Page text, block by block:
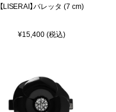
【LISERAI】バレッタ (7 cm)
¥15,400 (税込)